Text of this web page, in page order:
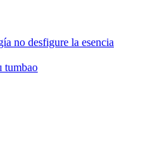
no desfigure la esencia
tumbao